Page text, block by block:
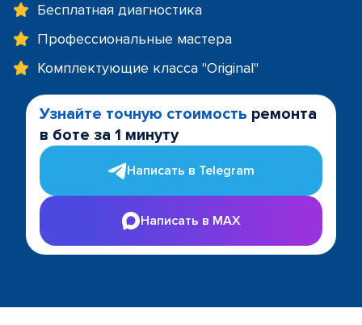
Бесплатная диагностика
Профессиональные мастера
Комплектующие класса "Original"
Узнайте точную стоимость ремонта
в боте за 1 минуту
Написать в Telegram
Написать в MAX